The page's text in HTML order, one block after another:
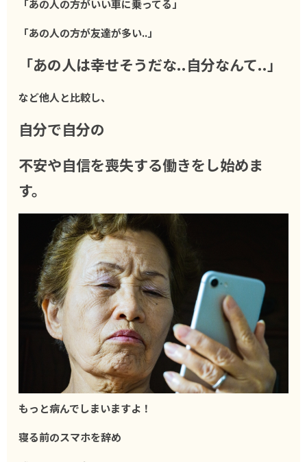
「あの人の方がいい車に乗ってる」
「あの人の方が友達が多い..」
「あの人は幸せそうだな..自分なんて..」
など他人と比較し、
自分で自分の
不安や自信を喪失する働きをし始めま
す。
もっと病んでしまいますよ！
寝る前のスマホを辞め